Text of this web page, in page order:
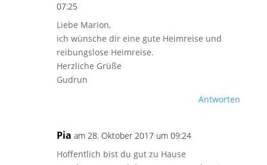
07:25
Liebe Marion,
ich wünsche dir eine gute Heimreise und
reibungslose Heimreise.
Herzliche Grüße
Gudrun
Antworten
Pia am 28. Oktober 2017 um 09:24
Hoffentlich bist du gut zu Hause